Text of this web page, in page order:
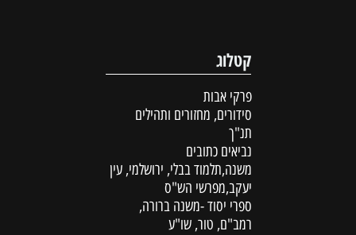
קטלוג
פרקי אבות
סידורים, מחזורים ותהילים
תנ"ך
נביאים כתובים
משנה,תלמוד בבלי, ירושלמי, עין
יעקב,מפרשי הש"ס
ספרי יסוד -משנה ברורה,
רמב"ם, טור, שו"ע